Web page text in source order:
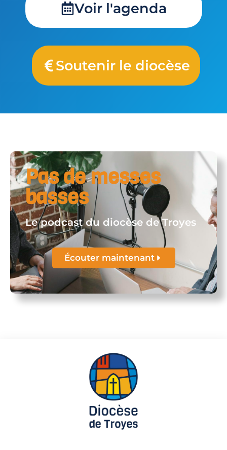
Voir l'agenda
Soutenir le diocèse
Pas de messes
basses
Le podcast du diocèse de Troyes
Écouter maintenant